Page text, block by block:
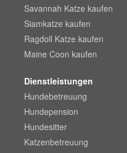
Savannah Katze kaufen
Siamkatze kaufen
Ragdoll Katze kaufen
Maine Coon kaufen
Dienstleistungen
Hundebetreuung
Hundepension
Hundesitter
Katzenbetreuung